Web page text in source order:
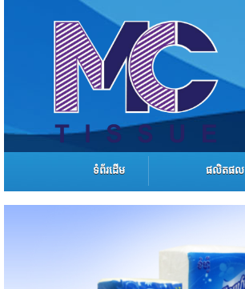
ទំព័រដើម ផលិតផល